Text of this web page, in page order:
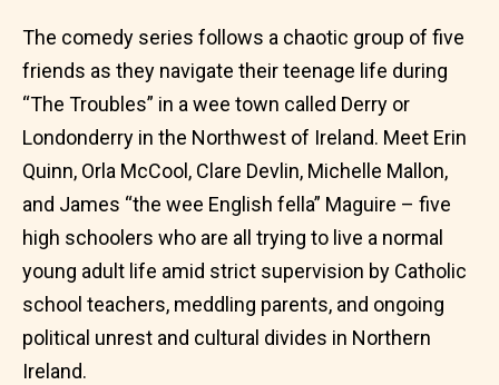
The comedy series follows a chaotic group of five
friends as they navigate their teenage life during
“The Troubles” in a wee town called Derry or
Londonderry in the Northwest of Ireland. Meet Erin
Quinn, Orla McCool, Clare Devlin, Michelle Mallon,
and James “the wee English fella” Maguire – five
high schoolers who are all trying to live a normal
young adult life amid strict supervision by Catholic
school teachers, meddling parents, and ongoing
political unrest and cultural divides in Northern
Ireland.